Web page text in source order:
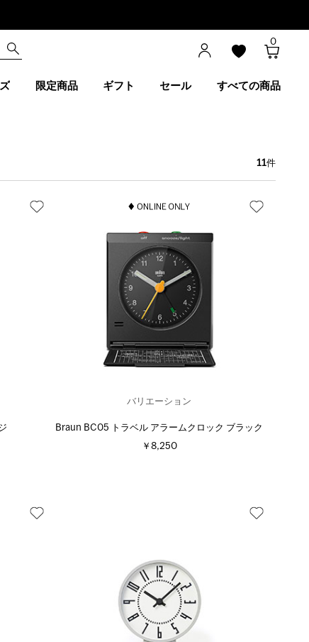
0
限定商品 ギフト セール すべての商品
11件
バリエーション
Braun BC05 トラベル アラームクロック ブラック
￥8,250